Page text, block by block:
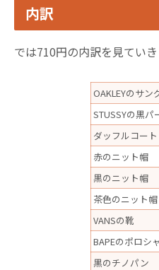
内訳
では710円の内訳を見てい
OAKLEYのサン
STUSSYの黒パ
ダッフルコート
赤のニット帽
黒のニット帽
茶色のニット帽
VANSの靴
BAPEのポロシ
黒のチノパン